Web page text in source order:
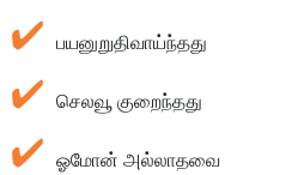
பயனுறுதிவாய்ந்தது
செலவூ குறைந்தது
ஓமோன் அல்லாதவை